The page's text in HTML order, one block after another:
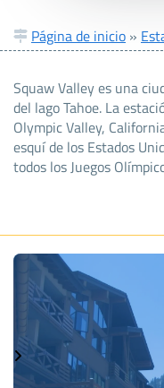
Página de inicio »
Squaw Valley es una
del lago Tahoe. La
Olympic Valley,
esquí de los Estados
todos los Juegos